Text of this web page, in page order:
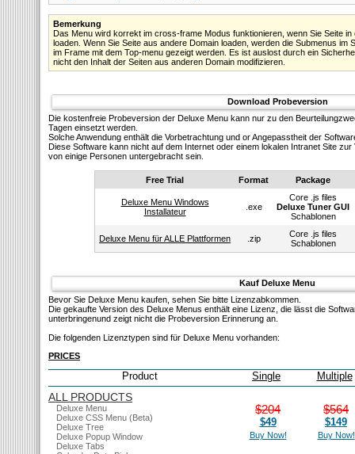
Bemerkung
Das Menu wird korrekt im cross-frame Modus funktionieren, wenn Sie Seite
loaden. Wenn Sie Seite aus andere Domain loaden, werden die Submenus im
im Frame mit dem Top-menu gezeigt werden. Es ist auslost durch ein
nicht den Inhalt der Seiten aus anderen Domain modifizieren.
Download Probeversion
Die kostenfreie Probeversion der Deluxe Menu kann nur zu den
Tagen einsetzt werden.
Solсhe Anwendung enthält die Vorbetrachtung und or Angepasstheit der
Diese Software kann nicht auf dem Internet oder einem lokalen Intranet Site
von einige Personen untergebracht sein.
Free Trial Format Package
Deluxe Menu Windows
Installateur
.exe
Core .js files
Deluxe Tuner GUI
Schablonen
Deluxe Menu für ALLE Plattformen .zip
Core .js files
Schablonen
Kauf Deluxe Menu
Bevor Sie Deluxe Menu kaufen, sehen Sie bitte Lizenzabkommen.
Die gekaufte Version des Deluxe Menus enthält eine Lizenz, die lässt die
unterbringenund zeigt nicht die Probeversion Erinnerung an.
Die folgenden Lizenztypen sind für Deluxe Menu vorhanden:
PRICES
Product Single Multiple
ALL PRODUCTS
Deluxe Menu
Deluxe CSS Menu (Beta)
Deluxe Tree
Deluxe Popup Window
Deluxe Tabs
$204
$49
Buy Now!
$564
$149
Buy Now!